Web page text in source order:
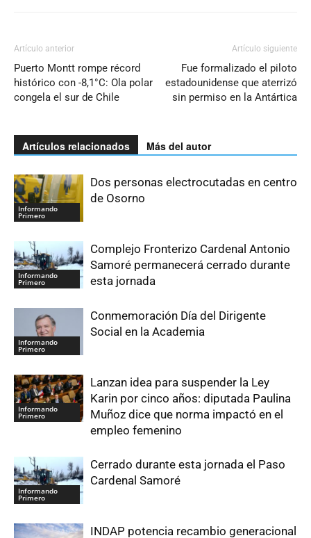
Artículo anterior
Puerto Montt rompe récord
histórico con -8,1°C: Ola polar
congela el sur de Chile
Artículo siguiente
Fue formalizado el piloto
estadounidense que aterrizó
sin permiso en la Antártica
Artículos relacionados Más del autor
Informando
Primero
Dos personas electrocutadas en centro
de Osorno
Informando
Primero
Complejo Fronterizo Cardenal Antonio
Samoré permanecerá cerrado durante
esta jornada
Informando
Primero
Conmemoración Día del Dirigente
Social en la Academia
Informando
Primero
Lanzan idea para suspender la Ley
Karin por cinco años: diputada Paulina
Muñoz dice que norma impactó en el
empleo femenino
Informando
Primero
Cerrado durante esta jornada el Paso
Cardenal Samoré
INDAP potencia recambio generacional